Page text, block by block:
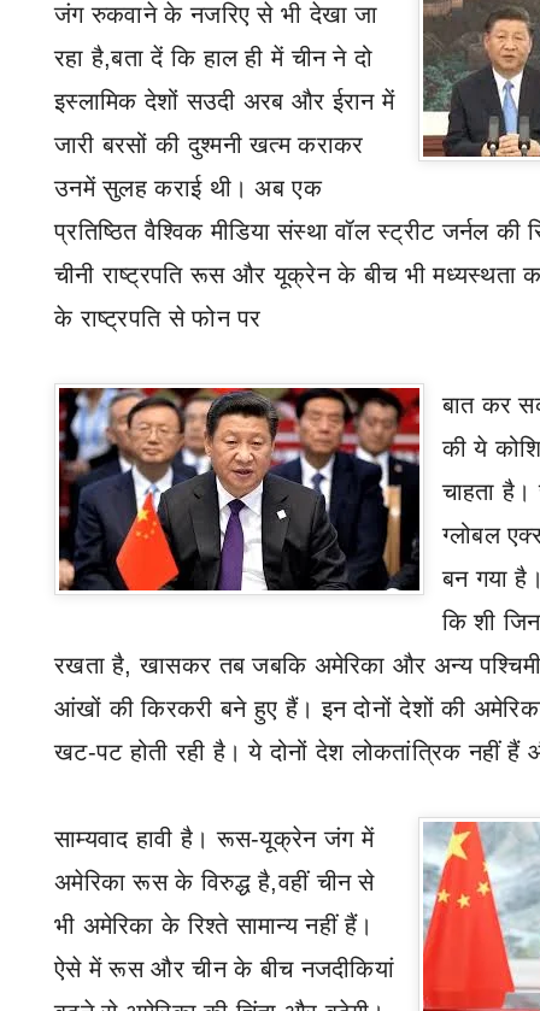
जंग रुकवाने के नजरिए से भी देखा जा
रहा है,बता दें कि हाल ही में चीन ने दो
इस्लामिक देशों सउदी अरब और ईरान में
जारी बरसों की दुश्मनी खत्म कराकर
उनमें सुलह कराई थी। अब एक
प्रतिष्ठित वैश्विक मीडिया संस्था वॉल स्ट्रीट जर्नल की
चीनी राष्ट्रपति रूस और यूक्रेन के बीच भी
के राष्ट्रपति सेफोनपर
बात कर
की ये
चाहता है।
ग्लोबल
बन गया
कि शी
रखता है,खासकर तब जबकि अमेरिका और अन्य
आंखों की किरकरी बने हुए हैं। इन दोनों देशों की
खट-पट होती रही है। ये दोनों देश लोकतांत्रिक नहीं
साम्यवादहावी है। रूस-यूक्रेन जंग में
अमेरिका रूस के विरुद्ध है,वहीं चीन से
भी अमेरिका के रिश्ते सामान्य नहीं हैं।
ऐसे में रूस और चीन के बीच नजदीकियां